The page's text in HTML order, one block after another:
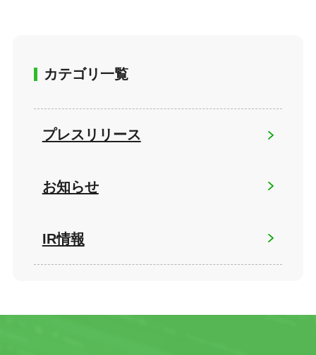
カテゴリ一覧
プレスリリース
お知らせ
IR情報